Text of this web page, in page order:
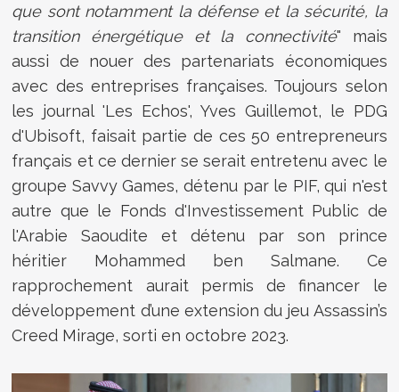
que sont notamment la défense et la sécurité, la
transition énergétique et la connectivité" mais
aussi de nouer des partenariats économiques
avec des entreprises françaises. Toujours selon
les journal 'Les Echos', Yves Guillemot, le PDG
d'Ubisoft, faisait partie de ces 50 entrepreneurs
français et ce dernier se serait entretenu avec le
groupe Savvy Games, détenu par le PIF, qui n'est
autre que le Fonds d'Investissement Public de
l'Arabie Saoudite et détenu par son prince
héritier Mohammed ben Salmane. Ce
rapprochement aurait permisde financer le
développement d’une extension du jeu Assassin’s
Creed Mirage, sorti en octobre 2023.